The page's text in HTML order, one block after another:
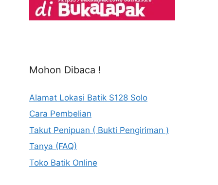
Mohon Dibaca !
Alamat Lokasi Batik S128 Solo
Cara Pembelian
Takut Penipuan ( Bukti Pengiriman )
Tanya (FAQ)
Toko Batik Online